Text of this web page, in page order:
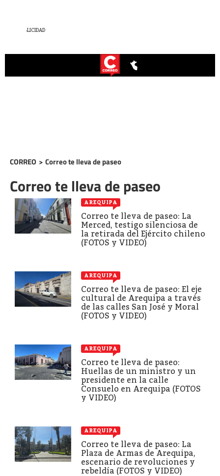
CORREO > Correo te lleva de paseo
Correo te lleva de paseo
AREQUIPA
Correo te lleva de paseo: La
Merced, testigo silenciosa de
la retirada del Ejército chileno
(FOTOS y VIDEO)
AREQUIPA
Correo te lleva de paseo: El eje
cultural de Arequipa a través
de las calles San José y Moral
(FOTOS y VIDEO)
AREQUIPA
Correo te lleva de paseo:
Huellas de un ministro y un
presidente en la calle
Consuelo en Arequipa (FOTOS
y VIDEO)
AREQUIPA
Correo te lleva de paseo: La
Plaza de Armas de Arequipa,
escenario de revoluciones y
rebeldía (FOTOS y VIDEO)